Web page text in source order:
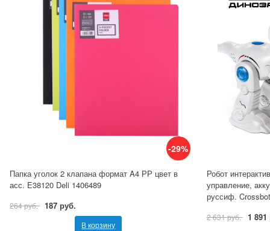
-29%
Папка уголок 2 клапана формат A4 РР цвет в
асс. E38120 Deli 1406489
264 руб. 187 руб.
В корзину
Робот
управление,
руссиф.
2 631 руб. 1 891